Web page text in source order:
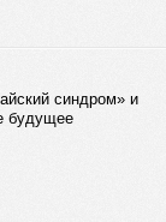
синдром» и
будущее